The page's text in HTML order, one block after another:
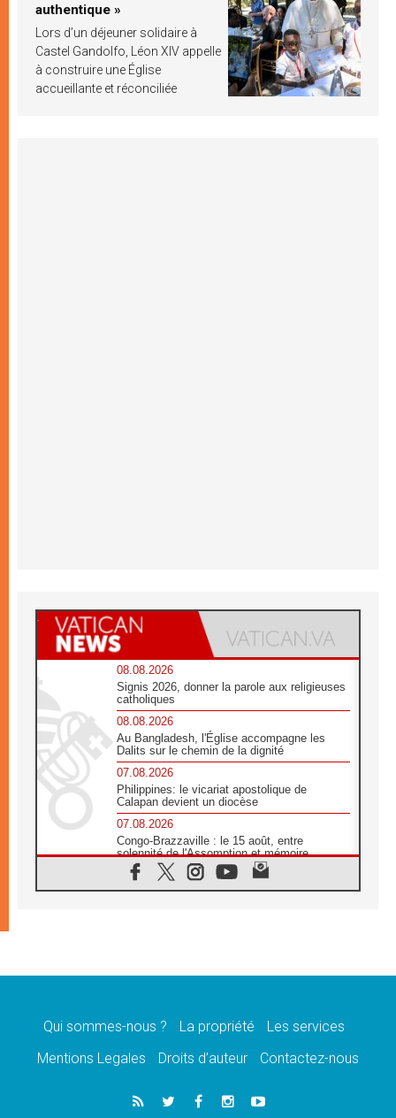
authentique »
Lors d’un déjeuner solidaire à
Castel Gandolfo, Léon XIV appelle
à construire une Église
accueillante et réconciliée
08.08.2026
Signis 2026, donner la parole aux religieuses
catholiques
08.08.2026
Au Bangladesh, l'Église accompagne les
Dalits sur le chemin de la dignité
07.08.2026
Philippines: le vicariat apostolique de
Calapan devient un diocèse
07.08.2026
Congo-Brazzaville : le 15 août, entre
solennité de l'Assomption et mémoire
nationale
07.08.2026
Pape en France dévoilé
1ère Conférence continentale sur l'éducation
07.08.2026
Un logo symbolique pour la venue du Pape
Qui sommes-nous ? La propriété
Les services
Mentions Legales
Droits d’auteur Contactez-nous